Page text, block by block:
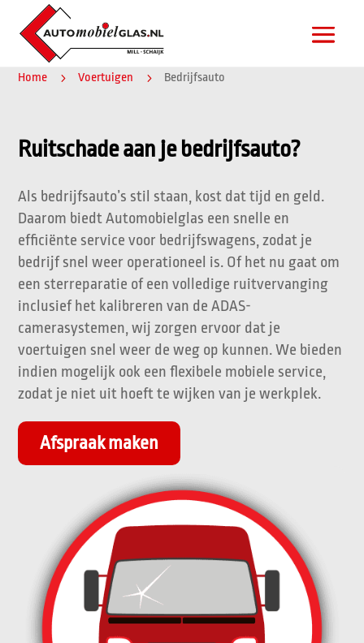
Home 5 Voertuigen 5 Bedrijfsauto
Ruitschade aan je bedrijfsauto?
Als bedrijfsauto’s stil staan, kost dat tijd en geld.
Daarom biedt Automobielglas een snelle en
efficiënte service voor bedrijfswagens, zodat je
bedrijf snel weer operationeel is. Of het nu gaat om
een sterreparatie of een volledige ruitvervanging
inclusief het kalibreren van deADAS-
camerasystemen, wij zorgen ervoor dat je
voertuigen snel weer de weg op kunnen. We bieden
indien mogelijk ook een flexibele mobiele service,
zodat je niet uit hoeft te wijken van je werkplek.
Afspraak maken